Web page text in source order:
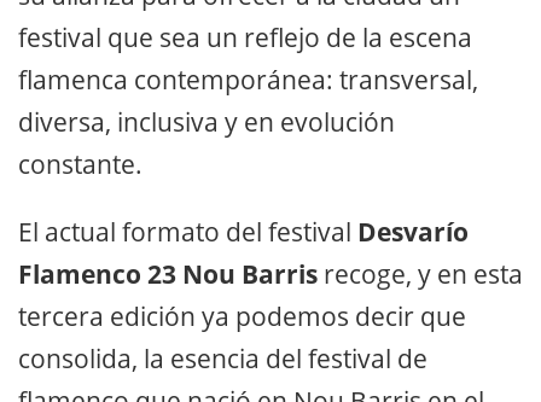
festival que sea un reflejo de la escena
flamenca contemporánea: transversal,
diversa, inclusiva y en evolución
constante.
El actual formato del festival Desvarío
Flamenco 23 Nou Barris recoge, y en esta
tercera edición ya podemos decir que
consolida, la esencia del festival de